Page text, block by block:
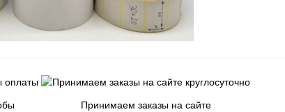
Принимаем заказы на сайте